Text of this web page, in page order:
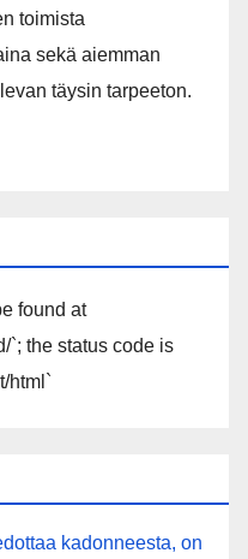
toimista
sekä aiemman
täysin tarpeeton.
found at
`; the status code is
html`
kadonneesta, on